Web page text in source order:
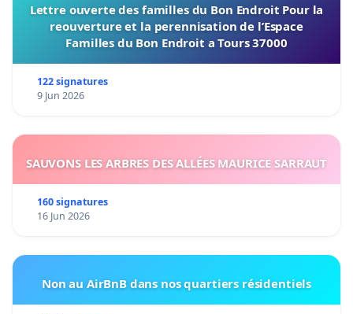
Lettre ouverte des familles du Bon Endroit Pour la
reouverture et la perennisation de l’Espace
Familles du Bon Endroit a Tours 37000
122 signatures
9 Jun 2026
SAUVONS LES ARBRES DES ALLÉES MAURICE SARRAUT
160 signatures
16 Jun 2026
Non au AirBnB dans nos quartiers résidentiels